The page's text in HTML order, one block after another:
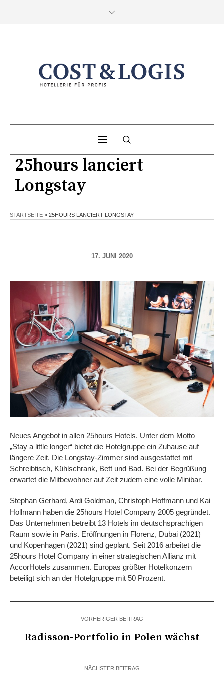
25hours lanciert
Longstay
STARTSEITE » 25HOURS LANCIERT LONGSTAY
17. JUNI 2020
Neues Angebot in allen 25hours Hotels. Unter dem Motto
„Stay a little longer“ bietet die Hotelgruppe ein Zuhause auf
längere Zeit. Die Longstay-Zimmer sind ausgestattet mit
Schreibtisch, Kühlschrank, Bett und Bad. Bei der Begrüßung
erwartet die Mitbewohner auf Zeit zudem eine volle Minibar.
Stephan Gerhard, Ardi Goldman, Christoph Hoffmann und Kai
Hollmann haben die 25hours Hotel Company 2005 gegründet.
Das Unternehmen betreibt 13 Hotels im deutschsprachigen
Raum sowie in Paris. Eröffnungen in Florenz, Dubai (2021)
und Kopenhagen (2021) sind geplant. Seit 2016 arbeitet die
25hours Hotel Company in einer strategischen Allianz mit
AccorHotels zusammen. Europas größter Hotelkonzern
beteiligt sich an der Hotelgruppe mit 50 Prozent.
VORHERIGER BEITRAG
Radisson-Portfolio in Polen wächst
NÄCHSTER BEITRAG